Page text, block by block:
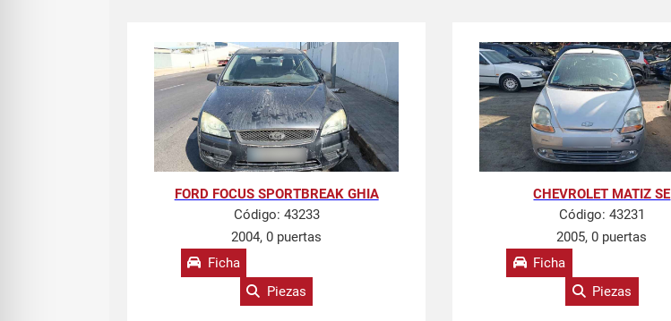
FORD FOCUS SPORTBREAK GHIA
Código: 43233
2004, 0 puertas
Ficha
Piezas
CHEVROLET MATIZ SE
Código: 43231
2005, 0 puertas
Ficha
Piezas